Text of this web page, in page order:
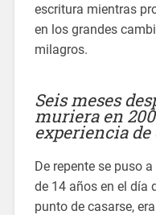
escritura mientras
en los grandes
milagros.
Seis meses
muriera en
experiencia
De repente se puso
de 14 años en el día
punto de casarse,